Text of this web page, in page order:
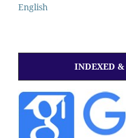
English
INDEXED &